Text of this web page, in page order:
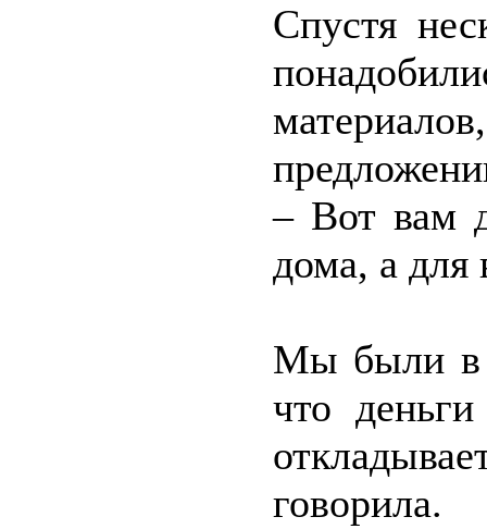
Спустя
– Вот вам
дома, а для
Мы были в
что